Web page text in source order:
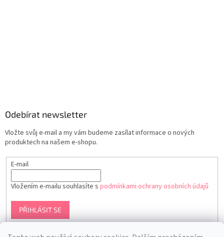
Odebírat newsletter
Vložte svůj e-mail a my vám budeme zasílat informace o nových
produktech na našem e-shopu.
E-mail
Vložením e-mailu souhlasíte s podmínkami ochrany osobních údajů
PŘIHLÁSIT SE